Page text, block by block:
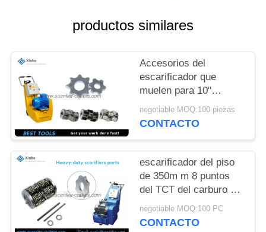
DE
TRABAJO
SOLICITAR
UNA CITA
MAPA
DEL
SITIO
productos similares
Accesorios del
escarificador que
muelen para 10"
equipos concretos de
la preparación
alisadoras 200m m
negotiable MOQ:100 piezas
CONTACTO
escarificador del piso
de 350m m 8 puntos
del TCT del carburo del
tambor del eje
negotiable MOQ:100 PC
CONTACTO